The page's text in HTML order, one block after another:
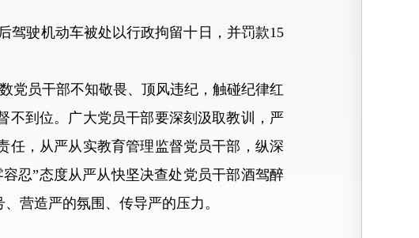
驾驶机动车被处以行政拘留十日，并罚款15
员干部不知敬畏、顶风违纪，触碰纪律红
不到位。广大党员干部要深刻汲取教训，严
任，从严从实教育管理监督党员干部，纵深
忍”态度从严从快坚决查处党员干部酒驾醉
营造严的氛围、传导严的压力。